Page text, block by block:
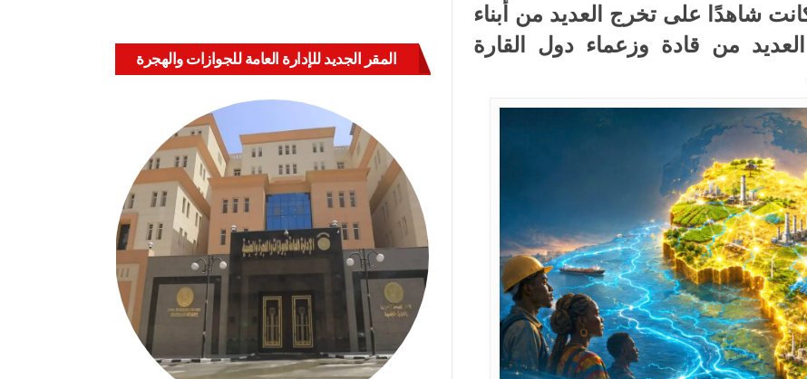
شاهدًا على تخرج العديد من أبناء
من قادة وزعماء دول القارة
المقر الجديد للإدارة العامة للجوازات والهجرة